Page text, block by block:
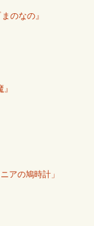
のなの』
アの鳩時計」